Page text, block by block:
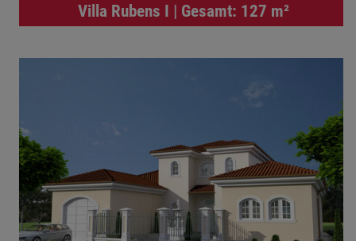
Villa Rubens I | Gesamt: 127 m²